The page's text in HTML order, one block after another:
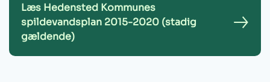
Læs Hedensted Kommunes
spildevandsplan 2015-2020 (stadig
gældende)